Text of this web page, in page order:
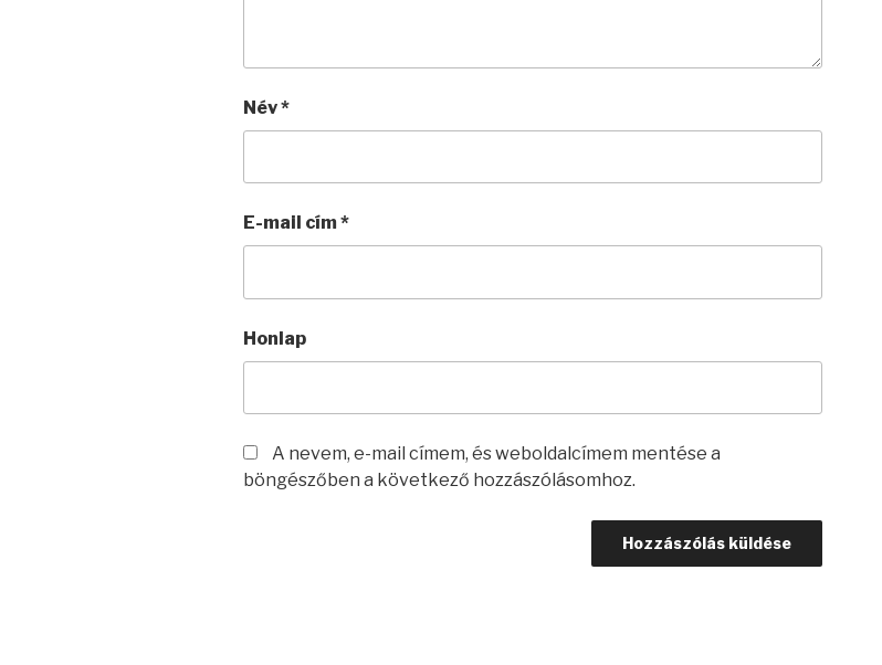
Név*
E-mail cím*
Honlap
A nevem, e-mail címem, és weboldalcímem mentése a
böngészőben a következő hozzászólásomhoz.